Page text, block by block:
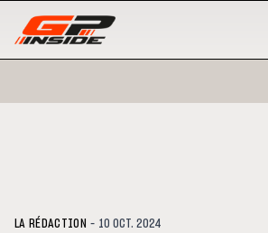
LA RÉDACTION - 10 OCT. 2024